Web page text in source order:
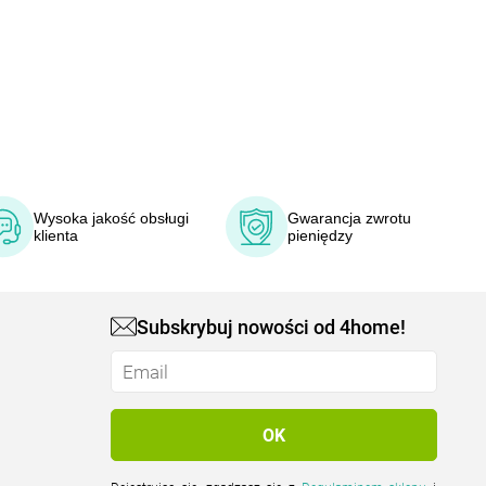
Wysoka jakość obsługi
klienta
Gwarancja zwrotu
pieniędzy
Subskrybuj nowości od 4home!